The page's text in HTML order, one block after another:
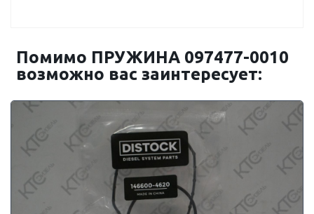
Помимо ПРУЖИНА 097477-0010
возможно вас заинтересует: